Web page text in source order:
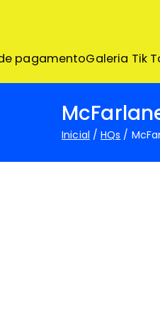
conteúdo
pagamentoGaleria Tik
Inicial HQs